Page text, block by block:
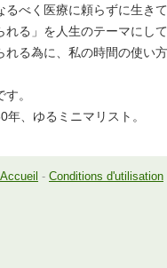
るべく医療に頼らずに生き
る」を人生のテーマにして
れる為に、私の時間の使い
。
、ゆるミニマリスト。
Accueil - Conditions d'utilisation